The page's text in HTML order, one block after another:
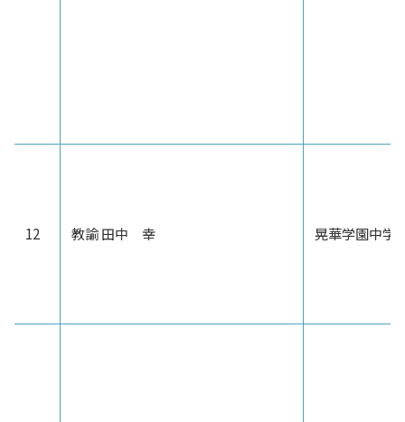
12 教諭 田中 幸 晃華学園中学